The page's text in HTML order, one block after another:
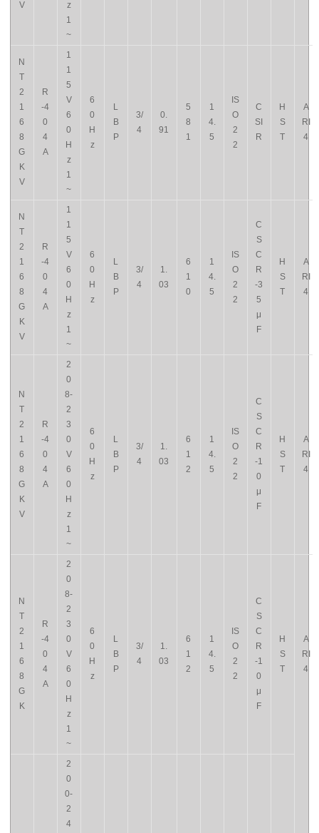
V
z
1
~
N
T
2
1
6
8
G
K
V
R
-4
0
4
A
1
1
5
V
6
0
H
z
1
~
6
0
H
z
L
B
P
3/
4
0.
91
5
8
1
1
4.
5
IS
O
2
2
C
SI
R
H
S
T
A
RI
4
N
T
2
1
6
8
G
K
V
R
-4
0
4
A
1
1
5
V
6
0
H
z
1
~
6
0
H
z
L
B
P
3/
4
1.
03
6
1
0
1
4.
5
IS
O
2
2
C
S
C
R
-3
5
μ
F
H
S
T
A
RI
4
N
T
2
1
6
8
G
K
V
R
-4
0
4
A
2
0
8-
2
3
0
V
6
0
H
z
1
~
6
0
H
z
L
B
P
3/
4
1.
03
6
1
2
1
4.
5
IS
O
2
2
C
S
C
R
-1
0
μ
F
H
S
T
A
RI
4
N
T
2
1
6
8
G
K
R
-4
0
4
A
2
0
8-
2
3
0
V
6
0
H
z
1
~
6
0
H
z
L
B
P
3/
4
1.
03
6
1
2
1
4.
5
IS
O
2
2
C
S
C
R
-1
0
μ
F
H
S
T
A
RI
4
2
0
0-
2
4